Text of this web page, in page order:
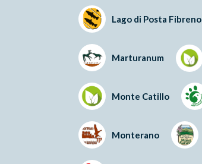
Lago di Posta Fibreno
Marturanum
Monte Catillo
Monterano